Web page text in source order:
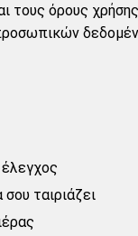
τουςόρους χρήσης
ταιριάζει